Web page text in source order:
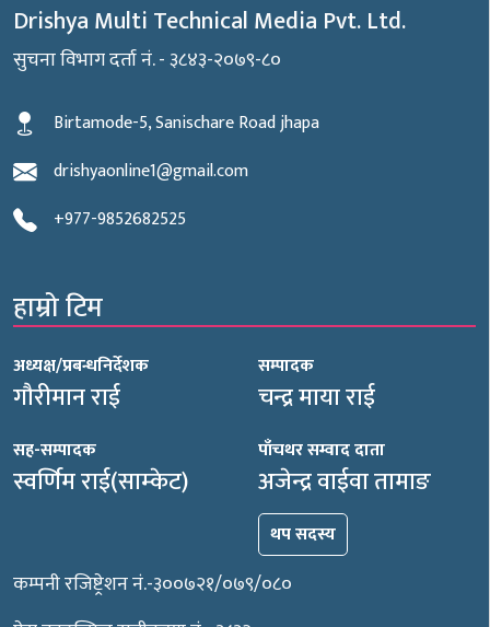
Drishya Multi Technical Media Pvt. Ltd.
सुचना विभाग दर्ता नं. - ३८४३-२०७९-८०
Birtamode-5, Sanischare Road jhapa
drishyaonline1@gmail.com
+977-9852682525
हाम्रो टिम
अध्यक्ष/प्रबन्धनिर्देशक
गौरीमान राई
सम्पादक
चन्द्र माया राई
सह-सम्पादक
स्वर्णिम राई(साम्केट)
पाँचथर सम्वाद दाता
अजेन्द्र वाईवा तामाङ
थप सदस्य
कम्पनी रजिष्ट्रेशन नं.-३००७२१/०७९/०८०